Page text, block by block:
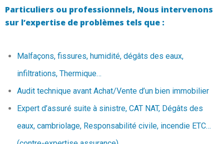
Particuliers ou professionnels, Nous intervenons
sur l’expertise de problèmes tels que :
Malfaçons, fissures, humidité, dégâts des eaux,
infiltrations, Thermique…
Audit technique avant Achat/Vente d’un bien immobilier
Expert d’assuré suite à sinistre, CAT NAT, Dégâts des
eaux, cambriolage, Responsabilité civile, incendie ETC…